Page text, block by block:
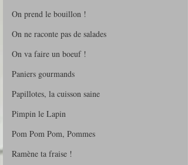
On prend le bouillon !
On ne raconte pas de salades
On va faire un boeuf !
Paniers gourmands
Papillotes, la cuisson saine
Pimpin le Lapin
Pom Pom Pom, Pommes
Ramène ta fraise !